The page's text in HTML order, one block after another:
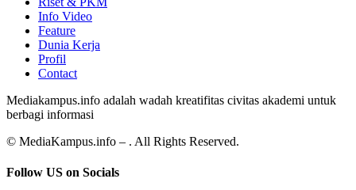
Info Video
Feature
Dunia Kerja
Profil
Contact
Mediakampus.info adalah wadah kreatifitas civitas akademi untuk
berbagi informasi
© MediaKampus.info – . All Rights Reserved.
Follow US on Socials